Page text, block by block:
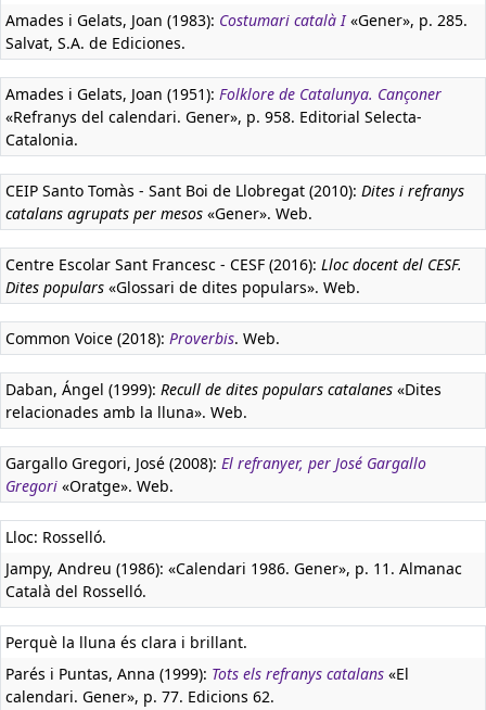
Amades i Gelats, Joan (1983): Costumari català I«Gener», p. 285.
Salvat, S.A. de Ediciones.
Amades i Gelats, Joan (1951): Folklore de Catalunya. Cançoner
«Refranys del calendari. Gener», p. 958. Editorial Selecta-
Catalonia.
CEIP Santo Tomàs - Sant Boi de Llobregat (2010): Dites i refranys
catalans agrupats per mesos «Gener». Web.
Centre Escolar Sant Francesc - CESF (2016): Lloc docent del CESF.
Dites populars «Glossari de dites populars». Web.
Common Voice (2018): Proverbis. Web.
Daban, Ángel (1999): Recull de dites populars catalanes «Dites
relacionades amb la lluna». Web.
Gargallo Gregori, José (2008): El refranyer, per José Gargallo
Gregori «Oratge». Web.
Lloc: Rosselló.
Jampy, Andreu (1986): «Calendari 1986. Gener», p. 11. Almanac
Català del Rosselló.
Perquè la lluna és clara i brillant.
Parés i Puntas, Anna (1999): Tots els refranys catalans «El
calendari. Gener», p. 77. Edicions 62.